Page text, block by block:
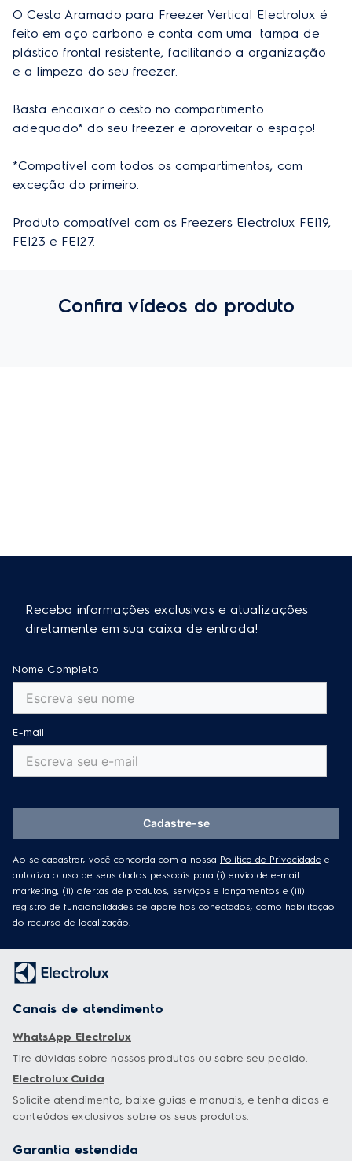
Cor Branco
Material Poliestireno e Aço Carbono
Especificações técnicas
Modelo
O Cesto Aramado para Freezer Vertical Electrolux é
feito em aço carbono e conta com uma  tampa de
plástico frontal resistente, facilitando a organização
e a limpeza do seu freezer.
Basta encaixar o cesto no compartimento
adequado* do seu freezer e aproveitar o espaço!
*Compatível com todos os compartimentos, com
exceção do primeiro.
Produto compatível com os Freezers Electrolux FEI19,
FEI23 e FEI27.
Confira vídeos do produto
Receba informações exclusivas e atualizações
diretamente em sua caixa de entrada!
Nome Completo
E-mail
Ao se cadastrar, você concorda com a nossa Política de Privacidade e
autoriza o uso de seus dados pessoais para (i) envio de e-mail
marketing, (ii) ofertas de produtos, serviços e lançamentos e (iii)
registro de funcionalidades de aparelhos conectados, como habilitação
do recurso de localização.
Cadastre-se
Canais de atendimento
WhatsApp Electrolux
Tire dúvidas sobre nossos produtos ou sobre seu pedido.
Electrolux Cuida
Solicite atendimento, baixe guias e manuais, e tenha dicas e
conteúdos exclusivos sobre os seus produtos.
Garantia estendida